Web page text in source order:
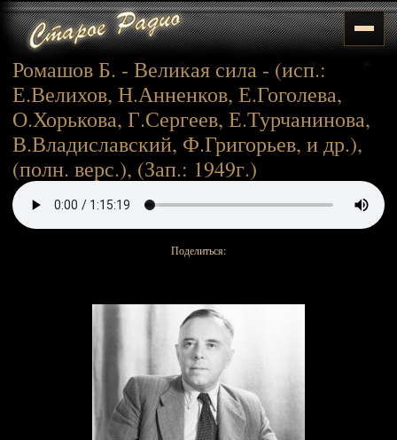
Ромашов Б. - Великая сила - (исп.:
Е.Велихов, Н.Анненков, Е.Гоголева,
О.Хорькова, Г.Сергеев, Е.Турчанинова,
В.Владиславский, Ф.Григорьев, и др.),
(полн. верс.), (Зап.: 1949г.)
Поделиться: